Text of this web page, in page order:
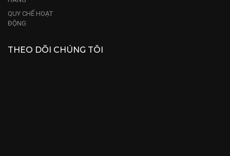
QUY CHẾ HOẠT
ĐỘNG
THEO DÕI CHÚNG TÔI